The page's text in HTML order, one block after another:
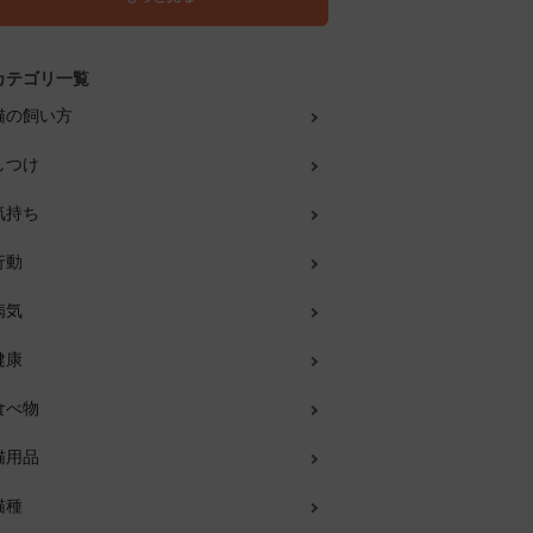
テゴリ一覧
の飼い方
つけ
持ち
動
気
康
べ物
用品
種